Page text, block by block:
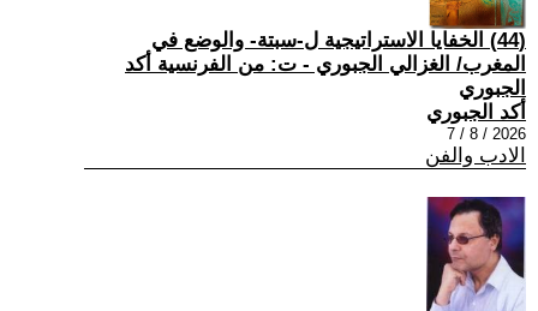
(44) الخفايا الاستراتيجية ل-سبتة- والوضع في
المغرب/ الغزالي الجبوري - ت: من الفرنسية أكد
الجبوري
أكد الجبوري
2026 / 8 / 7
الادب والفن